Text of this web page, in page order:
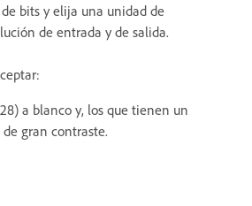
bits y elija una unidad de
de entrada y de salida.
a blanco y, los que tienen un
gran contraste.